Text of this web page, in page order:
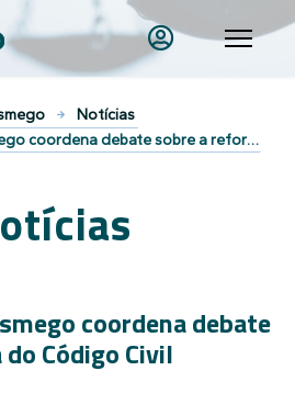
Notícias
Presidente da Asmego coordena debate sobre a reforma do Código Civil
coordena debate
Código Civil